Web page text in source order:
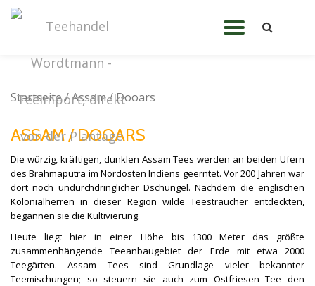
content
Startseite/ Assam / Dooars
ASSAM / DOOARS
Die würzig, kräftigen, dunklen Assam Tees werden an beiden Ufern
des Brahmaputra im Nordosten Indiens geerntet. Vor 200 Jahren war
dort noch undurchdringlicher Dschungel. Nachdem die englischen
Kolonialherren in dieser Region wilde Teesträucher entdeckten,
begannen sie die Kultivierung.
Heute liegt hier in einer Höhe bis 1300 Meter das größte
zusammenhängende Teeanbaugebiet der Erde mit etwa 2000
Teegärten. Assam Tees sind Grundlage vieler bekannter
Teemischungen; so steuern sie auch zum Ostfriesen Tee den